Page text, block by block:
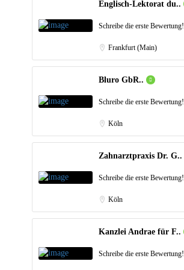
Englisch-Lektorat du..
Schreibe die erste Bewertung!
Frankfurt (Main)
Bluro GbR..
Schreibe die erste Bewertung!
Köln
Zahnarztpraxis Dr. G..
Schreibe die erste Bewertung!
Köln
Kanzlei Andrae für F..
Schreibe die erste Bewertung!